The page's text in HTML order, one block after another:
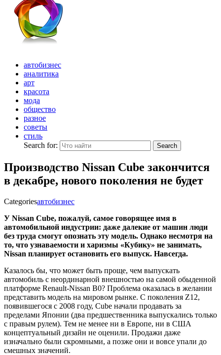
автобизнес
аналитика
арт
красота
мода
общество
разное
советы
стиль
Search for:
Search
Производство Nissan Cube закончится
в декабре, нового поколения не будет
Categoriesавтобизнес
У Nissan Cube, пожалуй, самое говорящее имя в
автомобильной индустрии: даже далекие от машин люди
без труда смогут опознать эту модель. Однако несмотря на
то, что узнаваемости и харизмы «Кубику» не занимать,
Nissan планирует остановить его выпуск. Навсегда.
Казалось бы, что может быть проще, чем выпускать
автомобиль с неординарной внешностью на самой обыденной
платформе Renault-Nissan B0? Проблема оказалась в желании
представить модель на мировом рынке. С поколения Z12,
появившегося с 2008 году, Cube начали продавать за
пределами Японии (два предшественника выпускались только
с правым рулем). Тем не менее ни в Европе, ни в США
концептуальный дизайн не оценили. Продажи даже
изначально были скромными, а позже они и вовсе упали до
смешных значений.